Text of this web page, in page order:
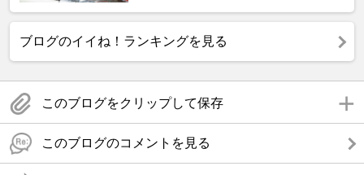
ブログのイイね！ランキングを見る
このブログをクリップして保存
このブログのコメントを見る